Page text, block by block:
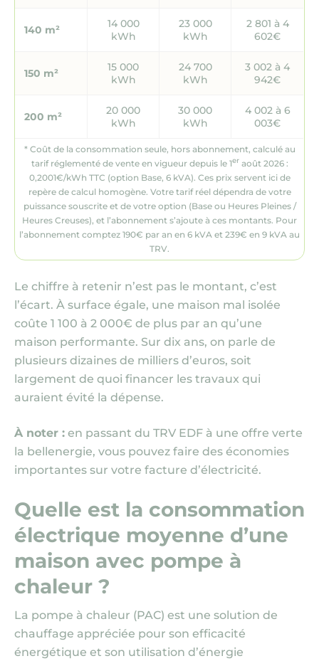
140 m²
14 000
kWh
23 000
kWh
2 801 à 4
602€
150 m²
15 000
kWh
24 700
kWh
3 002 à 4
942€
200 m²
20 000
kWh
30 000
kWh
4 002 à 6
003€
* Coût de la consommation seule, hors abonnement, calculé au
tarif réglementé de vente en vigueur depuis le 1eraoût 2026 :
0,2001€/kWh TTC (option Base, 6 kVA). Ces prix servent ici de
repère de calcul homogène. Votre tarif réel dépendra de votre
puissance souscrite et de votre option (Base ou Heures Pleines /
Heures Creuses), et l’abonnement s’ajoute à ces montants. Pour
l’abonnement comptez 190€ par an en 6 kVA et 239€ en 9 kVA au
TRV.
Le chiffre à retenir n’est pas le montant, c’est
l’écart. À surface égale, une maison mal isolée
coûte 1 100 à 2 000€ de plus par an qu’une
maison performante. Sur dix ans, on parle de
plusieurs dizaines de milliers d’euros, soit
largement de quoi financer les travaux qui
auraient évité la dépense.
À noter : en passant du TRV EDF à une offre verte
la bellenergie, vous pouvez faire des économies
importantes sur votre facture d’électricité.
Quelle est la consommation
électrique moyenne d’une
maison avec pompe à
chaleur ?
La pompe à chaleur (PAC) est une solution de
chauffage appréciée pour son efficacité
énergétique et son utilisation d’énergie